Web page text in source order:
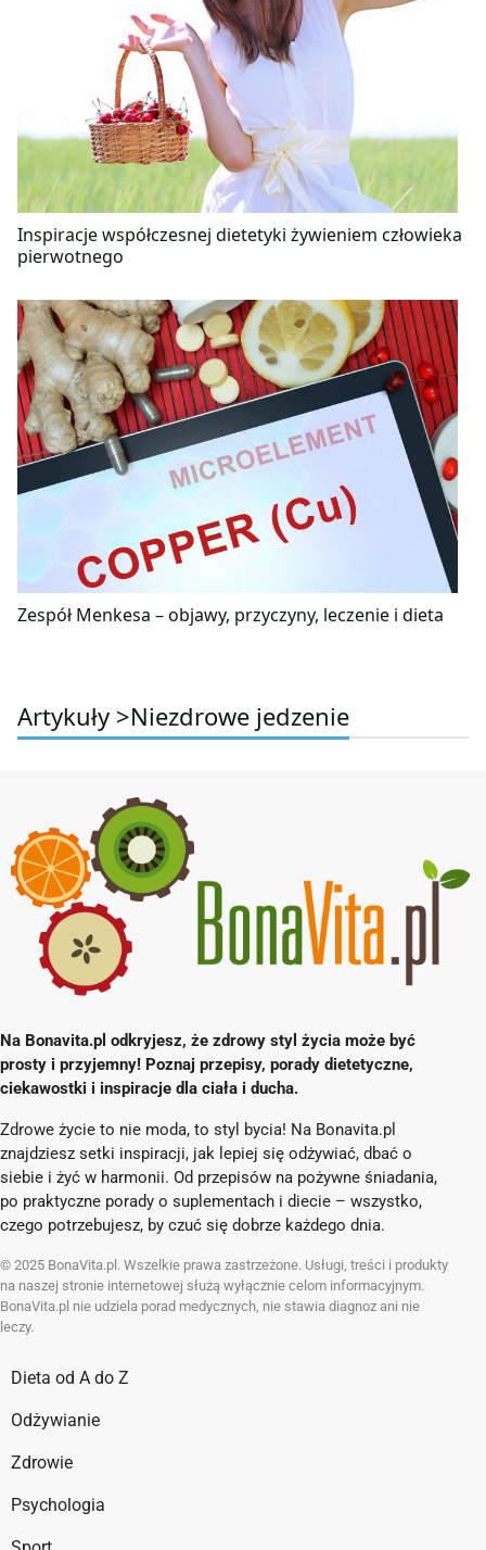
Inspiracje współczesnej dietetyki żywieniem człowieka
pierwotnego
Zespół Menkesa – objawy, przyczyny, leczenie i dieta
Artykuły >Niezdrowe jedzenie
Na Bonavita.pl odkryjesz, że zdrowy styl życia może być
prosty i przyjemny! Poznaj przepisy, porady dietetyczne,
ciekawostki i inspiracje dla ciała i ducha.
Zdrowe życie to nie moda, to styl bycia! Na Bonavita.pl
znajdziesz setki inspiracji, jak lepiej się odżywiać, dbać o
siebie i żyć w harmonii. Od przepisów na pożywne śniadania,
po praktyczne porady o suplementach i diecie – wszystko,
czego potrzebujesz, by czuć się dobrze każdego dnia.
© 2025 BonaVita.pl. Wszelkie prawa zastrzeżone. Usługi, treści i produkty
na naszej stronie internetowej służą wyłącznie celom informacyjnym.
BonaVita.pl nie udziela porad medycznych, nie stawia diagnoz ani nie
leczy.
Dieta od A do Z
Odżywianie
Zdrowie
Psychologia